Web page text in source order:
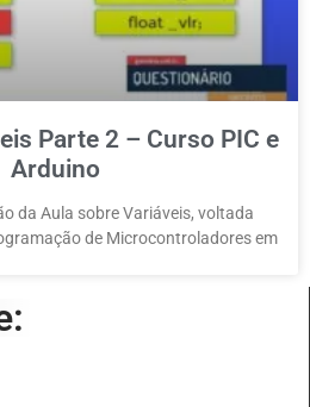
Parte 2 – Curso PIC e
Arduino
da Aula sobre Variáveis, voltada
de Microcontroladores em